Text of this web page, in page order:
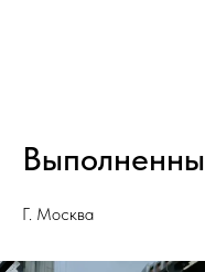
Г. Москва